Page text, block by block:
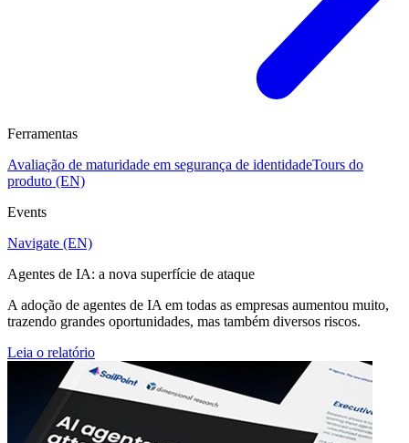
Ferramentas
Avaliação de maturidade em segurança de identidadeTours do
produto (EN)
Events
Navigate (EN)
Agentes de IA: a nova superfície de ataque
A adoção de agentes de IA em todas as empresas aumentou muito,
trazendo grandes oportunidades, mas também diversos riscos.
Leia o relatório